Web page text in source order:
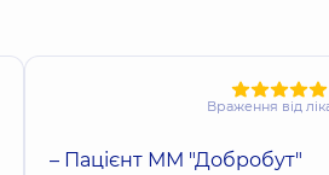
Враження від
– Пацієнт ММ "Добробут"